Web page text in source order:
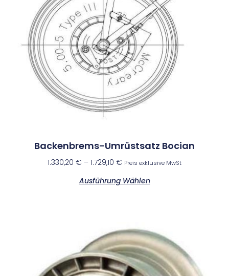
Backenbrems-Umrüstsatz Bocian
1.330,20 € – 1.729,10 € Preis exklusive MwSt
Ausführung Wählen